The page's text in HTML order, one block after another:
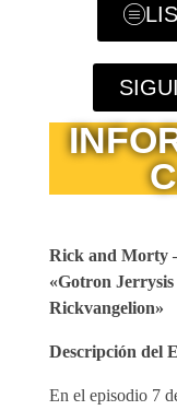
Rick and Morty
«Gotron
Rickvangelion»
Descripción del
En el episodio 7